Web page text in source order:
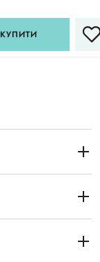
КУПИТИ